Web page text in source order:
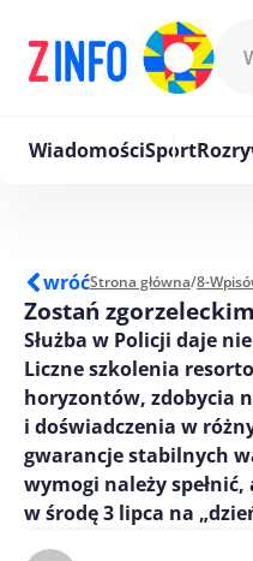
WiadomościSport
wróćStrona główna/8-
Zostań
Służba w Policji daje
Liczne szkolenia
horyzontów, zdobycia
i doświadczenia w
gwarancje stabilnych
wymogi należy
w środę 3 lipca na